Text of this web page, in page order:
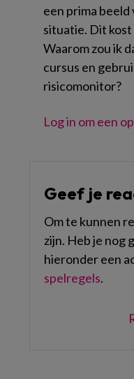
een prima beeld
situatie. Dit kost
Waarom zou ik
cursus en
risicomonitor?
Log in om een
Geef je
Om te kunnen
zijn. Heb je nog
hieronder een
spelregels.